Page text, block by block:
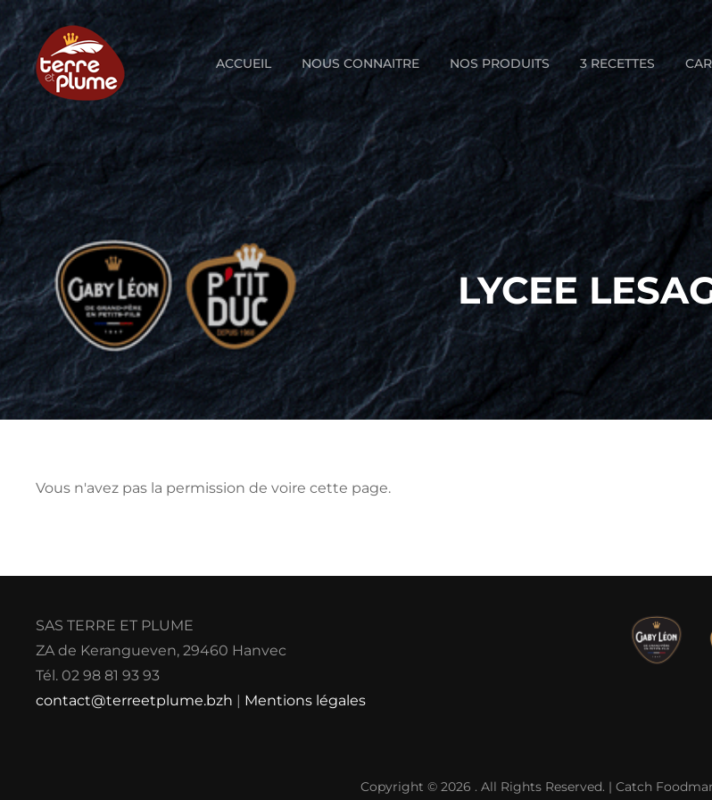
Skip
to
content
ACCUEIL NOUS CONNAITRE NOS PRODUITS 3 RECETTES
LYCEE
Vous n'avez pas la permission de voire cette page.
SAS TERRE ET PLUME
ZA de Kerangueven, 29460 Hanvec
Tél. 02 98 81 93 93
contact@terreetplume.bzh | Mentions légales
Copyright © 2026 . All Rights Reserved. | Catch